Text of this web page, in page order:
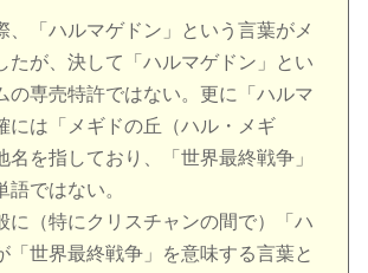
、「ハルマゲドン」という言葉がメ
たが、決して「ハルマゲドン」とい
の専売特許ではない。更に「ハルマ
には「メギドの丘（ハル・メギ
名を指しており、「世界最終戦争」
語ではない。
に（特にクリスチャンの間で）「ハ
「世界最終戦争」を意味する言葉と